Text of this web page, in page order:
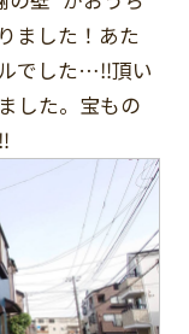
ました！あた
でした…‼頂い
した。宝もの